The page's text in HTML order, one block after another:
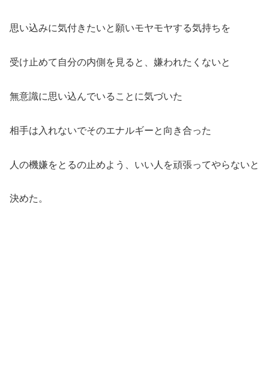
思い込みに気付きたいと願いモヤモヤする気持ちを
受け止めて自分の内側を見ると、嫌われたくないと
無意識に思い込んでいることに気づいた
相手は入れないでそのエナルギーと向き合った
人の機嫌をとるの止めよう、いい人を頑張ってやらないと
決めた。